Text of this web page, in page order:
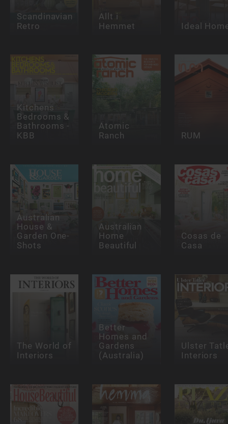
Scandinavian
Retro
Allt i
Hemmet Ideal
Kitchens
Bedrooms &
Bathrooms -
KBB
Atomic
Ranch RUM
Australian
House &
Garden One-
Shots
Australian
Home
Beautiful
Cosas de
Casa
The World of
Interiors
Better
Homes and
Gardens
(Australia)
Ulster
Interiors